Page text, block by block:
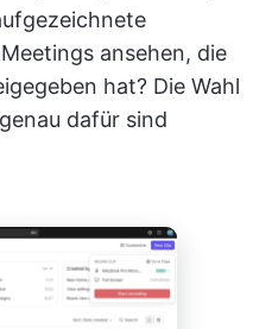
ansehen, die
hat? Die Wahl
dafür sind